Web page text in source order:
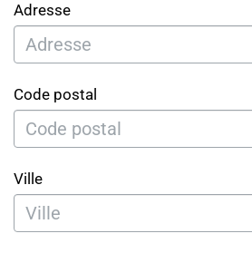
Adresse
Code postal
Ville